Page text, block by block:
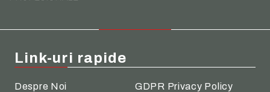
Link-uri rapide
Despre Noi
GDPR Privacy Policy